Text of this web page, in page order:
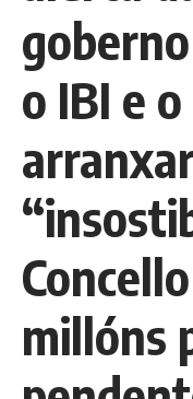
o IBI e
millóns